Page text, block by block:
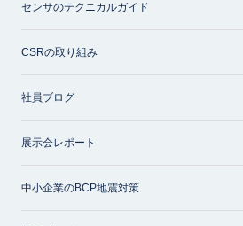
センサのテクニカルガイド
CSRの取り組み
社員ブログ
展示会レポート
中小企業のBCP地震対策